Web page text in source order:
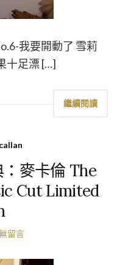
我要開動了 雪莉
十足漂 […]
繼續閱讀
麥卡倫 The
Cut Limited
留言